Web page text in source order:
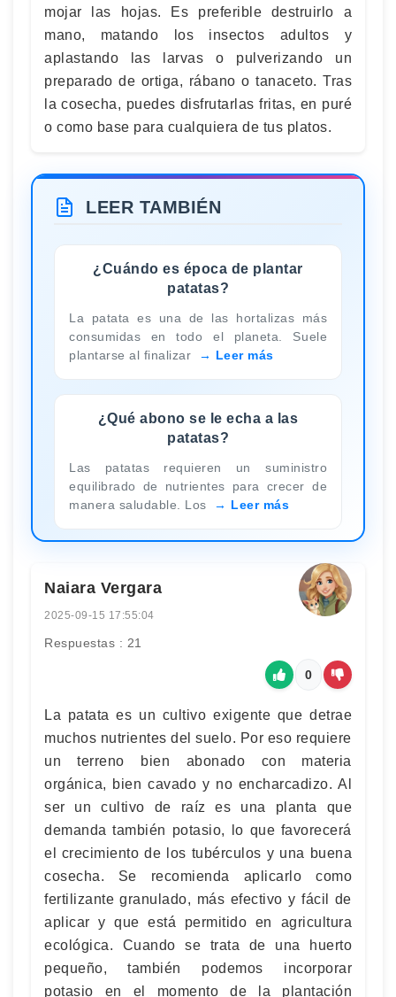
mojar las hojas. Es preferible destruirlo a
mano, matando los insectos adultos y
aplastando las larvas o pulverizando un
preparado de ortiga, rábano o tanaceto. Tras
la cosecha, puedes disfrutarlas fritas, en puré
o como base para cualquiera de tus platos.
LEER TAMBIÉN
¿Cuándo es época de plantar
patatas?
La patata es una de las hortalizas más
consumidas en todo el planeta. Suele
plantarse al finalizar
Leer más
¿Qué abono se le echa a las
patatas?
Las patatas requieren un suministro
equilibrado de nutrientes para crecer de
manera saludable. Los
Leer más
Naiara Vergara
2025-09-15 17:55:04
Respuestas : 21
0
La patata es un cultivo exigente que detrae
muchos nutrientes del suelo. Por eso requiere
un terreno bien abonado con materia
orgánica, bien cavado y no encharcadizo. Al
ser un cultivo de raíz es una planta que
demanda también potasio, lo que favorecerá
el crecimiento de los tubérculos y una buena
cosecha. Se recomienda aplicarlo como
fertilizante granulado, más efectivo y fácil de
aplicar y que está permitido en agricultura
ecológica. Cuando se trata de una huerto
pequeño, también podemos incorporar
potasio en el momento de la plantación